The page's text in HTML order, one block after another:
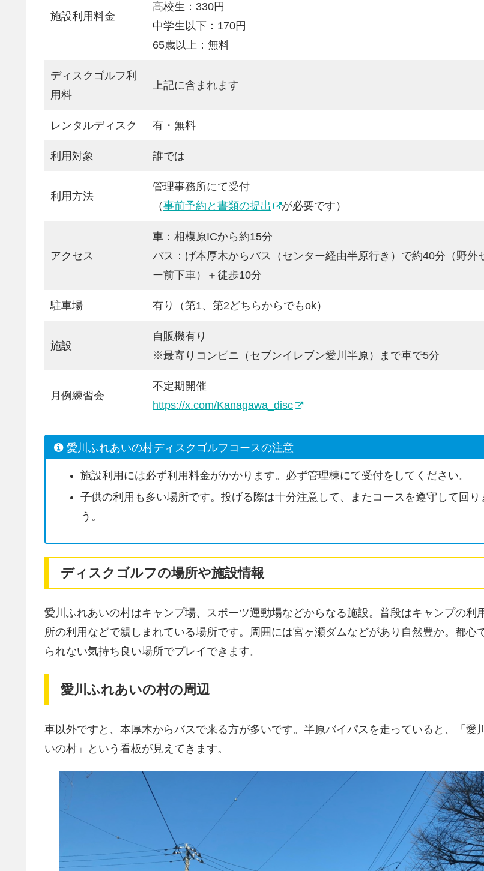
施設利用料金
高校生：330円
中学生以下：170円
65歳以上：無料
ディスクゴルフ利
用料
上記に含まれます
レンタルディスク 有・無料
利用対象 誰では
利用方法
管理事務所にて受付
（事前予約と書類の提出 が必要です）
アクセス
車：相模原ICから約15分
バス：げ本厚木からバス（センター経由半原行き）で約40分（野外
ー前下車）＋徒歩10分
駐車場 有り（第1、第2どちらからでもok）
施設
自販機有り
※最寄りコンビニ（セブンイレブン愛川半原）まで車で5分
月例練習会
不定期開催
https://x.com/Kanagawa_disc
愛川ふれあいの村ディスクゴルフコースの注意
施設利用には必ず利用料金がかかります。必ず管理棟にて受付をしてください。
子供の利用も多い場所です。投げる際は十分注意して、またコースを遵守して回り
う。
ディスクゴルフの場所や施設情報
愛川ふれあいの村はキャンプ場、スポーツ運動場などからなる施設。普段はキャンプの利
所の利用などで親しまれている場所です。周囲には宮ヶ瀬ダムなどがあり自然豊か。都心
られない気持ち良い場所でプレイできます。
愛川ふれあいの村の周辺
車以外ですと、本厚木からバスで来る方が多いです。半原バイパスを走っていると、「愛
いの村」という看板が見えてきます。